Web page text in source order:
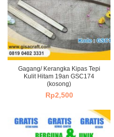
Gagang/ Kerangka Kipas Tepi
Kulit Hitam 19an GSC174
(kosong)
Rp2,500